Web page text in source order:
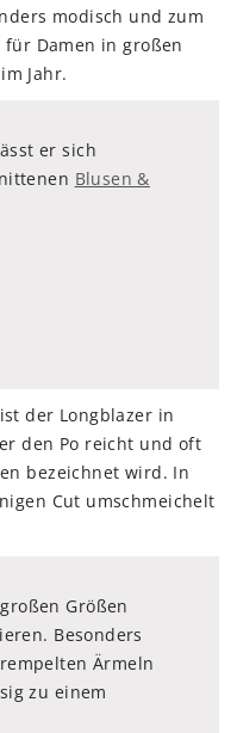
modisch und zum
Damen in großen
Jahr.
er sich
Blusen &
der Longblazer in
den Po reicht und oft
bezeichnet wird. In
Cut umschmeichelt
Größen
Besonders
Ärmeln
zu einem